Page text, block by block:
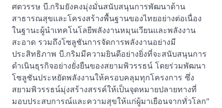
ศตวรรษ บี.กริมยังคงมุ่งมั่นสนับสนุนการพัฒนาด้าน
สาธารณสุขและโครงสร้างพื้นฐานของไทยอย่างต่อเนื่อง
ในฐานะผู้นำเทคโนโลยีพลังงานหมุนเวียนและพลังงาน
สะอาด รวมถึงโซลูชันการจัดการพลังงานอย่างมี
ประสิทธิภาพ บี.กริมมีความยินดีอย่างยิ่งที่จะสนับสนุนการ
ดำเนินธุรกิจอย่างยั่งยืนของสยามพิวรรธน์ โดยร่วมพัฒนา
โซลูชันประหยัดพลังงานให้ครอบคลุมทุกโครงการ ซึ่ง
สยามพิวรรธน์มุ่งสร้างสรรค์ให้เป็นจุดหมายปลายทางที่
มอบประสบการณ์และความสุขให้แก่ผู้มาเยือนจากทั่วโลก"